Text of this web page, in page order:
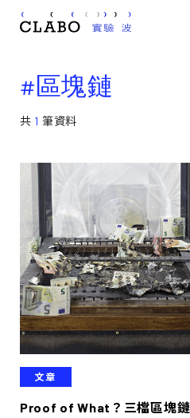
#區塊鏈
共 1 筆資料
文章
Proof of What？三檔區塊